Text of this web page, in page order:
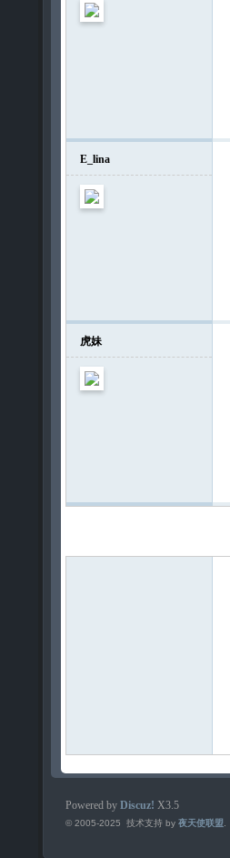
E_lina
虎妹
Powered by Discuz! X3.5
© 2005-2025 技术支持 by 夜天使联盟